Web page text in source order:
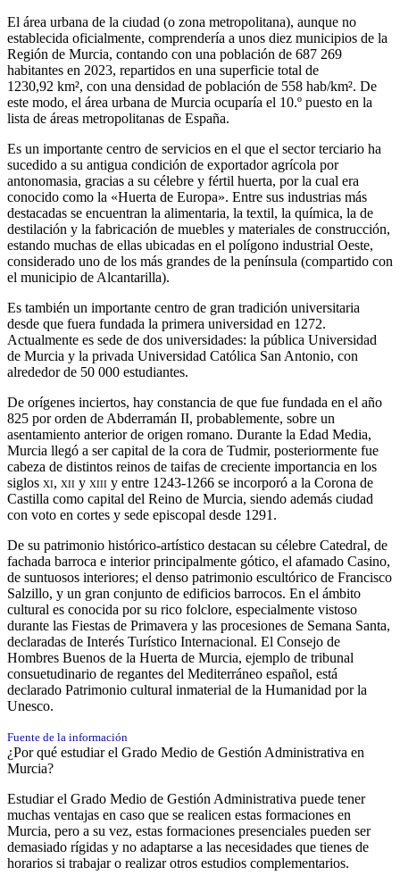
El área urbana de la ciudad (o zona metropolitana), aunque no
establecida oficialmente, comprendería a unos diez municipios de la
Región de Murcia, contando con una población de 687 269
habitantes en 2023, repartidos en una superficie total de
1230,92 km², con una densidad de población de 558 hab/km².​ De
este modo, el área urbana de Murcia ocuparía el 10.º puesto en la
lista de áreas metropolitanas de España.
Es un importante centro de servicios en el que el sector terciario ha
sucedido a su antigua condición de exportador agrícola por
antonomasia, gracias a su célebre y fértil huerta, por la cual era
conocido como la «Huerta de Europa». Entre sus industrias más
destacadas se encuentran la alimentaria, la textil, la química, la de
destilación y la fabricación de muebles y materiales de construcción,
estando muchas de ellas ubicadas en el polígono industrial Oeste,
considerado uno de los más grandes de la península​ (compartido con
el municipio de Alcantarilla).
Es también un importante centro de gran tradición universitaria
desde que fuera fundada la primera universidad en 1272.​
Actualmente es sede de dos universidades: la pública Universidad
de Murcia y la privada Universidad Católica San Antonio, con
alrededor de 50 000 estudiantes.
De orígenes inciertos, hay constancia de que fue fundada en el año
825 por orden de Abderramán II, probablemente, sobre un
asentamiento anterior de origen romano.​ Durante la Edad Media,
Murcia llegó a ser capital de la cora de Tudmir,​ posteriormente fue
cabeza de distintos reinos de taifas de creciente importancia en los
siglos xi, xii y xiii ​ y entre 1243-1266 se incorporó a la Corona de
Castilla como capital del Reino de Murcia, siendo además ciudad
con voto en cortes y sede episcopal desde 1291.​
De su patrimonio histórico-artístico destacan su célebre Catedral, de
fachada barroca e interior principalmente gótico, el afamado Casino,
de suntuosos interiores; el denso patrimonio escultórico de Francisco
Salzillo, y un gran conjunto de edificios barrocos. En el ámbito
cultural es conocida por su rico folclore, especialmente vistoso
durante las Fiestas de Primavera y las procesiones de Semana Santa,
declaradas de Interés Turístico Internacional.​ El Consejo de
Hombres Buenos de la Huerta de Murcia, ejemplo de tribunal
consuetudinario de regantes del Mediterráneo español, está
declarado Patrimonio cultural inmaterial de la Humanidad por la
Unesco.​
Fuente de la información
¿Por qué estudiar el Grado Medio de Gestión Administrativa en
Murcia?
Estudiar el Grado Medio de Gestión Administrativa puede tener
muchas ventajas en caso que se realicen estas formaciones en
Murcia, pero a su vez, estas formaciones presenciales pueden ser
demasiado rígidas y no adaptarse a las necesidades que tienes de
horarios si trabajar o realizar otros estudios complementarios.